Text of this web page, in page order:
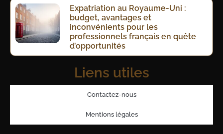
Expatriation au Royaume-Uni :
budget, avantages et
inconvénients pour les
professionnels français en quête
d’opportunités
Liens utiles
Contactez-nous
Mentions légales